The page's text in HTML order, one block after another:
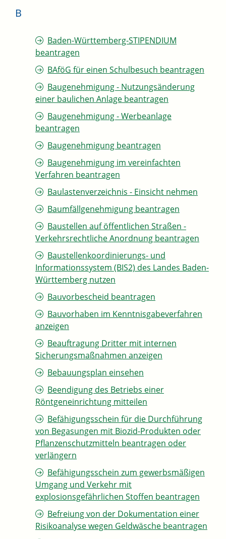
B
Baden-Württemberg-STIPENDIUM
beantragen
BAföG für einen Schulbesuch beantragen
Baugenehmigung - Nutzungsänderung
einer baulichen Anlage beantragen
Baugenehmigung - Werbeanlage
beantragen
Baugenehmigung beantragen
Baugenehmigung im vereinfachten
Verfahren beantragen
Baulastenverzeichnis - Einsicht nehmen
Baumfällgenehmigung beantragen
Baustellen auf öffentlichen Straßen -
Verkehrsrechtliche Anordnung beantragen
Baustellenkoordinierungs- und
Informationssystem (BIS2) des Landes Baden-
Württemberg nutzen
Bauvorbescheid beantragen
Bauvorhaben im Kenntnisgabeverfahren
anzeigen
Beauftragung Dritter mit internen
Sicherungsmaßnahmen anzeigen
Bebauungsplan einsehen
Beendigung des Betriebs einer
Röntgeneinrichtung mitteilen
Befähigungsschein für die Durchführung
von Begasungen mit Biozid-Produkten oder
Pflanzenschutzmitteln beantragen oder
verlängern
Befähigungsschein zum gewerbsmäßigen
Umgang und Verkehr mit
explosionsgefährlichen Stoffen beantragen
Befreiung von der Dokumentation einer
Risikoanalyse wegen Geldwäsche beantragen